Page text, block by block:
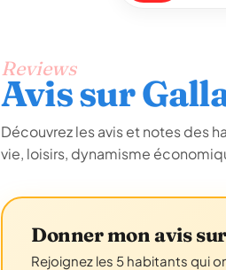
Reviews
Avis sur
Découvrez les avis et notes des
vie, loisirs, dynamisme
Donner mon avis
Rejoignez les 5 habitants qui